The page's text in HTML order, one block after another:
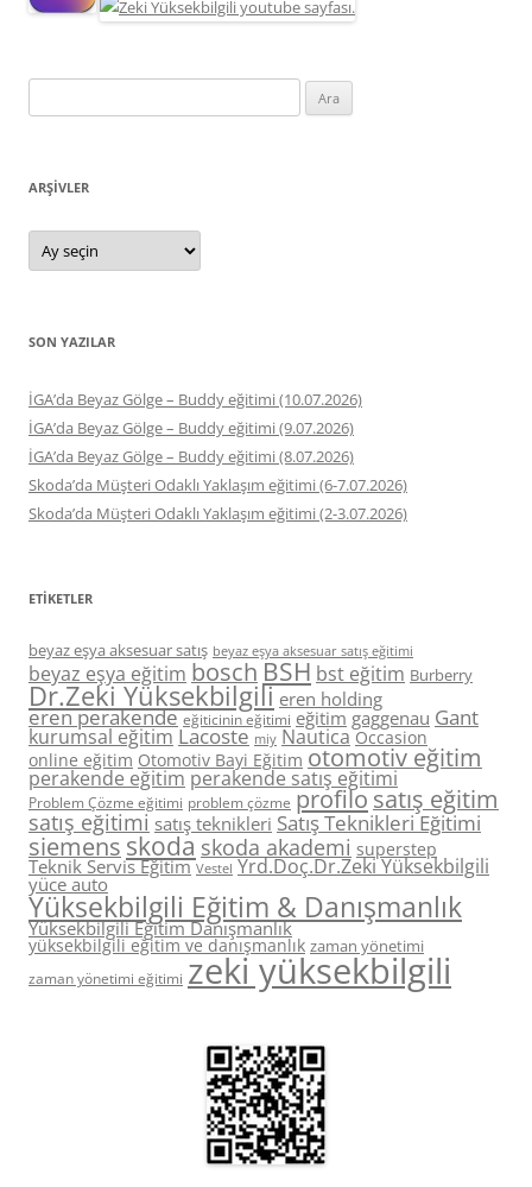
ARŞIVLER
Arşivler
SON YAZILAR
İGA’da Beyaz Gölge – Buddy eğitimi (10.07.2026)
İGA’da Beyaz Gölge – Buddy eğitimi (9.07.2026)
İGA’da Beyaz Gölge – Buddy eğitimi (8.07.2026)
Skoda’da Müşteri Odaklı Yaklaşım eğitimi (6-7.07.2026)
Skoda’da Müşteri Odaklı Yaklaşım eğitimi (2-3.07.2026)
ETIKETLER
beyaz eşya aksesuar satış beyaz eşya aksesuar satış eğitimi
beyaz eşya eğitim boschBSH bst eğitim Burberry
Dr.Zeki Yüksekbilgili eren holding
eren perakende eğiticinin eğitimi eğitim gaggenau Gant
kurumsal eğitim Lacoste miy Nautica Occasion
online eğitim Otomotiv Bayi Eğitim otomotiv eğitim
perakende eğitimperakende satış eğitimi
Problem Çözme eğitimi problem çözme profilosatış eğitim
satış eğitimi satış teknikleri Satış Teknikleri Eğitimi
siemensskoda skoda akademi superstep
Teknik Servis Eğitim Vestel Yrd.Doç.Dr.Zeki Yüksekbilgili
yüce auto
Yüksekbilgili Eğitim & Danışmanlık
Yüksekbilgili Eğitim Danışmanlık
yüksekbilgili eğitim ve danışmanlık zaman yönetimi
zaman yönetimi eğitimi zeki yüksekbilgili